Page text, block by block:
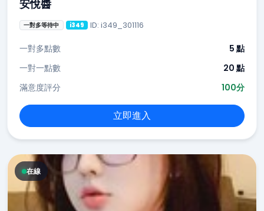
安悅醬
一對多等待中 i349 ID: i349_301116
一對多點數
5 點
一對一點數
20 點
滿意度評分
100分
立即進入
在線